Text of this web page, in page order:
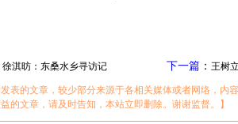
徐淇昉：东桑水乡寻访记 下一篇： 王树
发表的文章，较少部分来源于各相关媒体或者网络，内
的文章，请及时告知，本站立即删除。谢谢监督。】